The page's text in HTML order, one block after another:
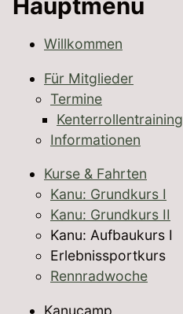
Willkommen
Für Mitglieder
Termine
Kenterrollentraining
Informationen
Kurse & Fahrten
Kanu: Grundkurs I
Kanu: Grundkurs II
Kanu: Aufbaukurs I
Erlebnissportkurs
Rennradwoche
Kanucamp